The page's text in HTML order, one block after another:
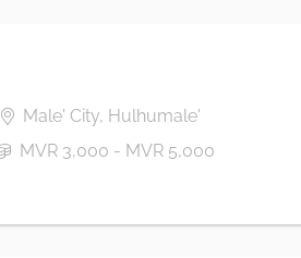
Male' City, Hulhumale'
MVR 3,000 - MVR 5,000